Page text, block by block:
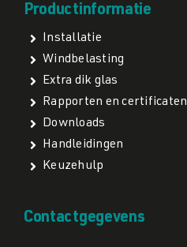
Productinformatie
Installatie
Windbelasting
Extra dik glas
Rapporten en certificaten
Downloads
Handleidingen
Keuzehulp
Contactgegevens